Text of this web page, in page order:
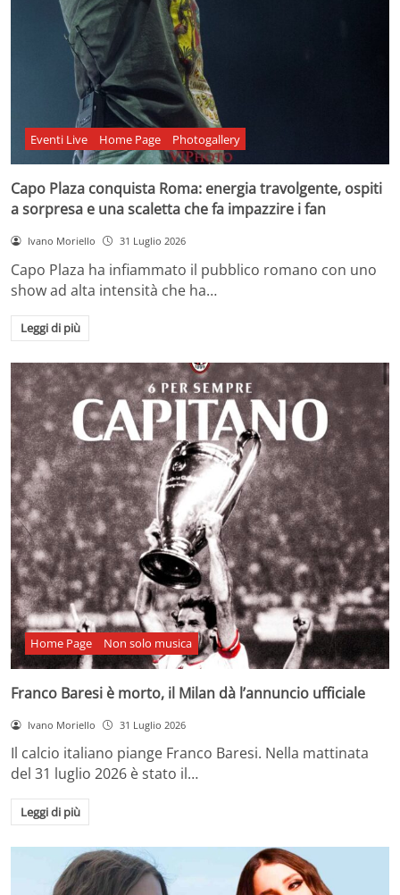
Eventi Live Home Page Photogallery
Capo Plaza conquista Roma: energia travolgente, ospiti
a sorpresa e una scaletta che fa impazzire i fan
Ivano Moriello 31 Luglio 2026
Capo Plaza ha infiammato il pubblico romano con uno
show ad alta intensità che ha…
Leggi di più
Home Page Non solo musica
Franco Baresi è morto, il Milan dà l’annuncio ufficiale
Ivano Moriello 31 Luglio 2026
Il calcio italiano piange Franco Baresi. Nella mattinata
del 31 luglio 2026 è stato il…
Leggi di più